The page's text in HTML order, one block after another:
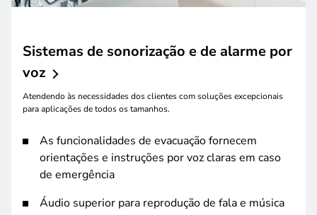
Sistemas de sonorização e de alarme por
voz
Atendendo às necessidades dos clientes com soluções excepcionais
para aplicações de todos os tamanhos.
As funcionalidades de evacuação fornecem
orientações e instruções por voz claras em caso
de emergência
Áudio superior para reprodução de fala e música